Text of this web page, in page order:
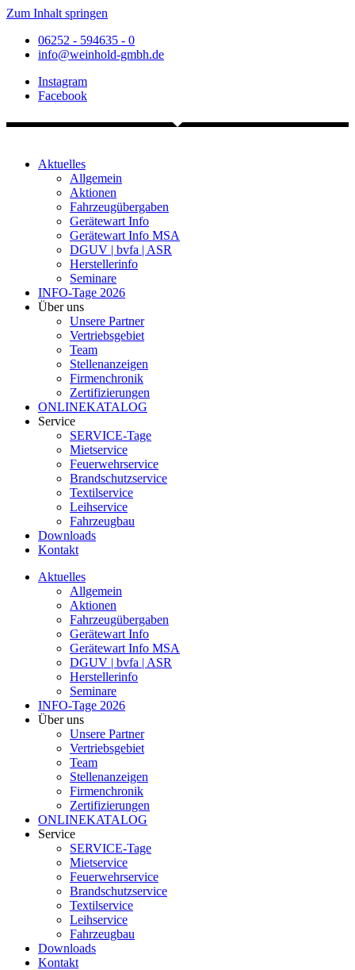
Zum Inhalt springen
06252 - 594635 - 0
info@weinhold-gmbh.de
Instagram
Facebook
Aktuelles
Allgemein
Aktionen
Fahrzeugübergaben
Gerätewart Info
Gerätewart Info MSA
DGUV | bvfa | ASR
Herstellerinfo
Seminare
INFO-Tage 2026
Über uns
Unsere Partner
Vertriebsgebiet
Team
Stellenanzeigen
Firmenchronik
Zertifizierungen
ONLINEKATALOG
Service
SERVICE-Tage
Mietservice
Feuerwehrservice
Brandschutzservice
Textilservice
Leihservice
Fahrzeugbau
Downloads
Kontakt
Aktuelles
Allgemein
Aktionen
Fahrzeugübergaben
Gerätewart Info
Gerätewart Info MSA
DGUV | bvfa | ASR
Herstellerinfo
Seminare
INFO-Tage 2026
Über uns
Unsere Partner
Vertriebsgebiet
Team
Stellenanzeigen
Firmenchronik
Zertifizierungen
ONLINEKATALOG
Service
SERVICE-Tage
Mietservice
Feuerwehrservice
Brandschutzservice
Textilservice
Leihservice
Fahrzeugbau
Downloads
Kontakt